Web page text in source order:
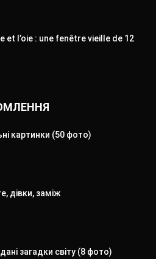
et l’oie : une fenêtre vieille de 12
картинки (50 фото)
дівки, заміж
загадки світу (8 фото)